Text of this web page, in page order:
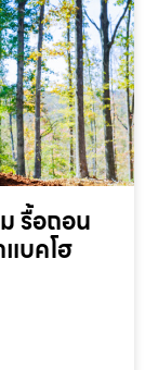
รื้อถอน
บคโฮ